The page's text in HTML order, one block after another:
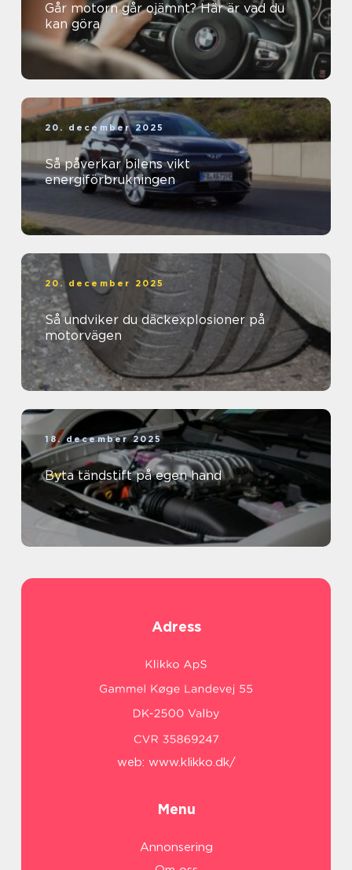
Går motorn går ojämnt? Här är vad du
kan göra
20. december 2025
Så påverkar bilens vikt
energiförbrukningen
20. december 2025
Så undviker du däckexplosioner på
motorvägen
18. december 2025
Byta tändstift på egen hand
Adress
web: www.klikko.dk/
Menu
Annonsering